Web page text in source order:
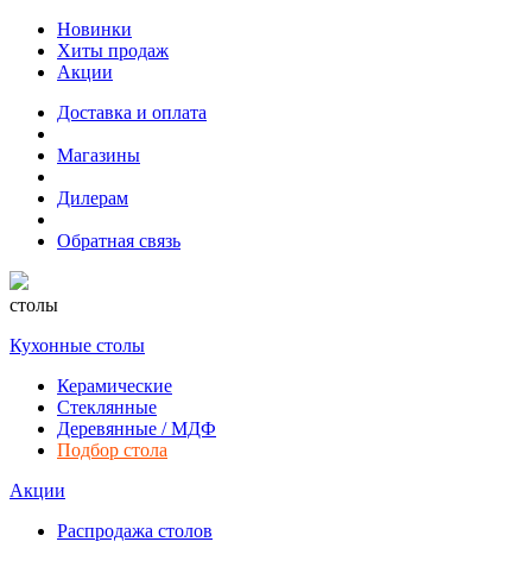
Новинки
Хиты продаж
Акции
Доставка и оплата
Магазины
Дилерам
Обратная связь
столы
Кухонные столы
Керамические
Стеклянные
Деревянные / МДФ
Подбор стола
Акции
Распродажа столов